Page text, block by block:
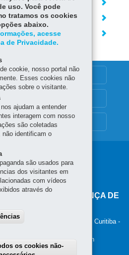
GERAL DE GOVERNANÇA DE
andar - Centro Curitiba -
8h30 às 12h e 13h30 às 18h
uso. Você pode
tratamos os cookies
abaixo.
acesse
de Privacidade.
cookie, nosso portal não
Esses cookies não
sobre o visitante.
ajudam a entender
interagem com nosso
são coletadas
não identificam o
são usados para
dos visitantes em
com vídeos
através do
os cookies não-